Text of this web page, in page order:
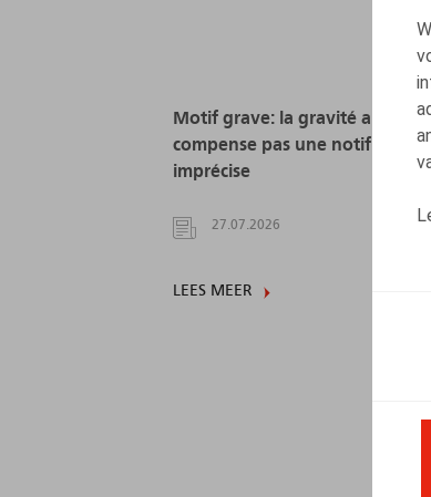
Motif grave: la gravité
compense pas une notification
imprécise
27.07.2026
LEES MEER